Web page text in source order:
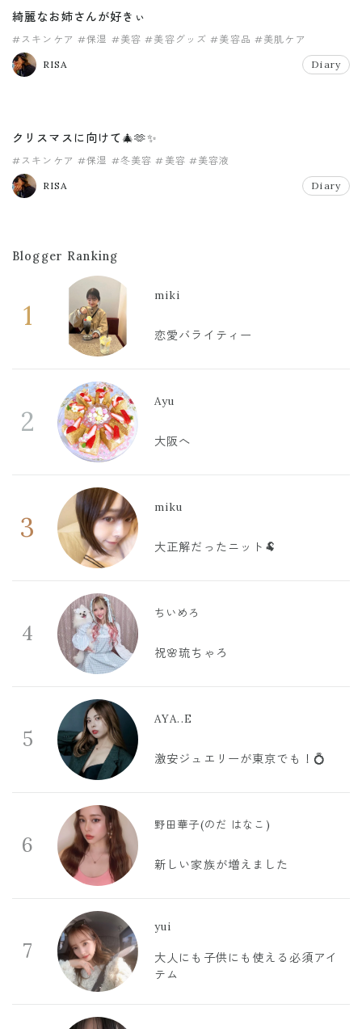
綺麗なお姉さんが好きぃ
#スキンケア #保湿 #美容 #美容グッズ #美容品 #美肌ケア
RISA Diary
クリスマスに向けて🎄🫶✨
#スキンケア #保湿 #冬美容 #美容 #美容液
RISA Diary
Blogger Ranking
1
miki
恋愛バライティー
2
Ayu
大阪へ
3
miku
大正解だったニット🐏
4
ちいめろ
祝🌸琉ちゃろ
5
AYA..E
激安ジュエリーが東京でも！💍
6
野田華子(のだ はなこ)
新しい家族が増えました
7
yui
大人にも子供にも使える必須アイ
テム